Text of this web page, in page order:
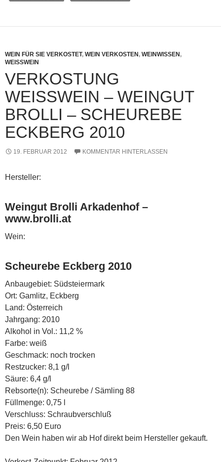
WEIN FÜR SIE VERKOSTET, WEIN VERKOSTEN, WEINWISSEN,
WEISSWEIN
VERKOSTUNG
WEISSWEIN – WEINGUT B
ROLLI – SCHEUREBE E
CKBERG 2010
19. FEBRUAR 2012 KOMMENTAR HINTERLASSEN
Hersteller:
Weingut Brolli Arkadenhof –
www.brolli.at
Wein:
Scheurebe Eckberg 2010
Anbaugebiet: Südsteiermark
Ort: Gamlitz, Eckberg
Land: Österreich
Jahrgang: 2010
Alkohol in Vol.: 11,2 %
Farbe: weiß
Geschmack: noch trocken
Restzucker: 8,1 g/l
Säure: 6,4 g/l
Rebsorte(n): Scheurebe / Sämling 88
Füllmenge: 0,75 l
Verschluss: Schraubverschluß
Preis: 6,50 Euro
Den Wein haben wir ab Hof direkt beim Hersteller gekauft.